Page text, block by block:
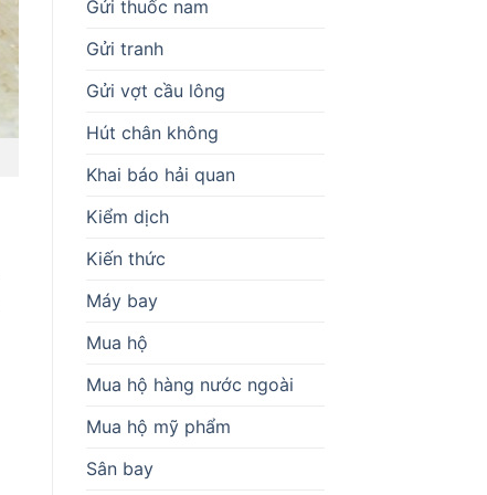
Gửi thuốc nam
Gửi tranh
Gửi vợt cầu lông
Hút chân không
Khai báo hải quan
Kiểm dịch
Kiến thức
Máy bay
Mua hộ
Mua hộ hàng nước ngoài
Mua hộ mỹ phẩm
Sân bay